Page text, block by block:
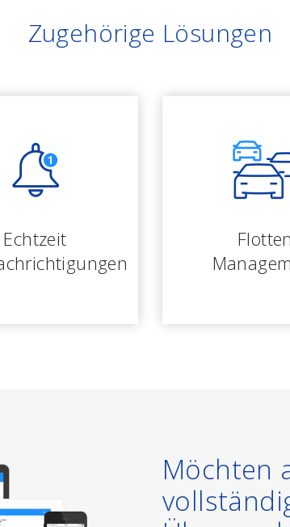
Zugehörige Lösungen
Echtzeit
Flotten
Möchten